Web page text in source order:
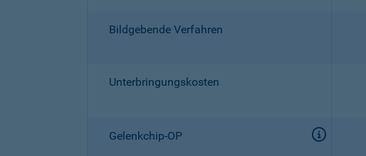
Bildgebende Verfahren
Unterbringungskosten
Gelenkchip-OP